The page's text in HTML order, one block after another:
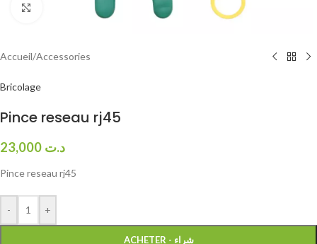
Click to enlarge
Accueil/Accessories
Bricolage
Pince reseau rj45
د.ت
Pince reseau rj45
- +
ACHETER - شراء